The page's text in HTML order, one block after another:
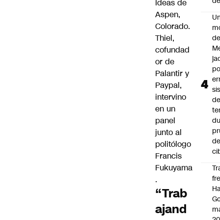
Ideas de
Aspen,
Colorado.
Thiel,
cofundad
or de
Palantir y
Paypal,
intervino
en un
panel
junto al
politólogo
Francis
Fukuyama
.
“Trab
ajand
de
de